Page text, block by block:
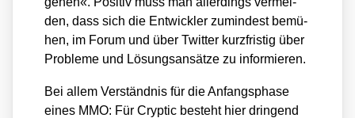
den, dass sich die Ent­wick­ler zumin­dest bemü­
hen, im Forum und über Twit­ter kurz­fris­tig über
Pro­ble­me und Lösungs­an­sät­ze zu infor­mie­ren.
Bei allem Ver­ständ­nis für die Anfangs­pha­se
eines MMO: Für Cryp­tic besteht hier drin­gend